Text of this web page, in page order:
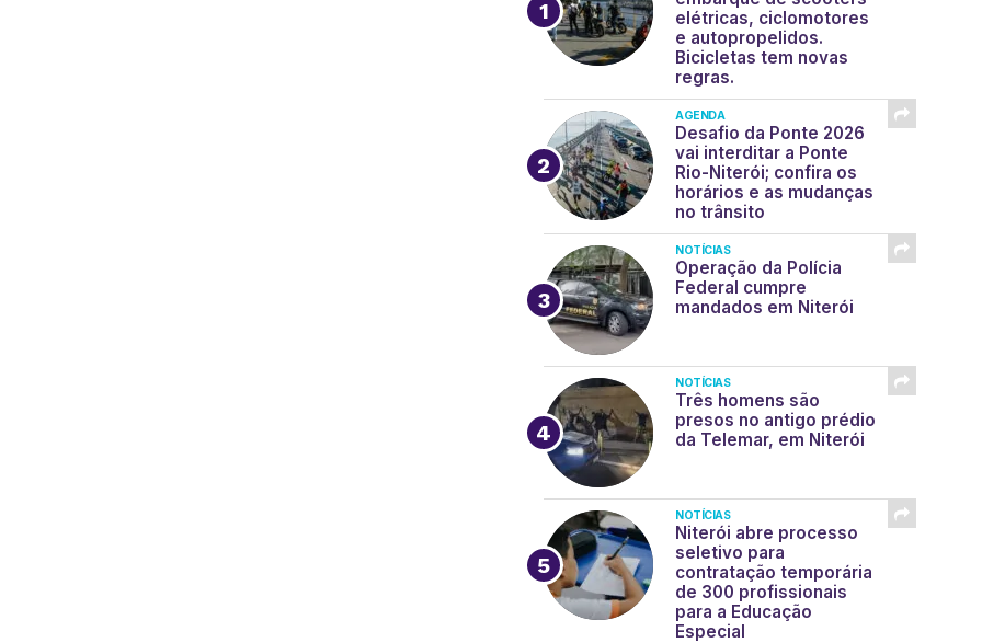
elétricas, ciclomotores
e autopropelidos.
Bicicletas tem novas
regras.
AGENDA
Desafio da Ponte 2026
vai interditar a Ponte
Rio-Niterói; confira os
horários e as mudanças
no trânsito
NOTÍCIAS
Operação da Polícia
Federal cumpre
mandados em Niterói
NOTÍCIAS
Três homens são
presos no antigo prédio
da Telemar, em Niterói
NOTÍCIAS
Niterói abre processo
seletivo para
contratação temporária
de 300 profissionais
para a Educação
Especial